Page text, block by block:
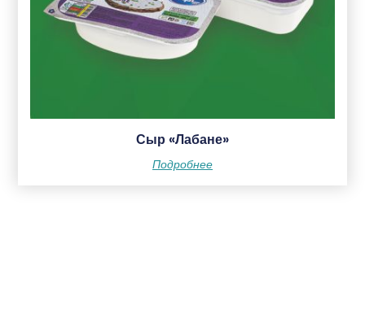
Сыр «Лабане»
Подробнее